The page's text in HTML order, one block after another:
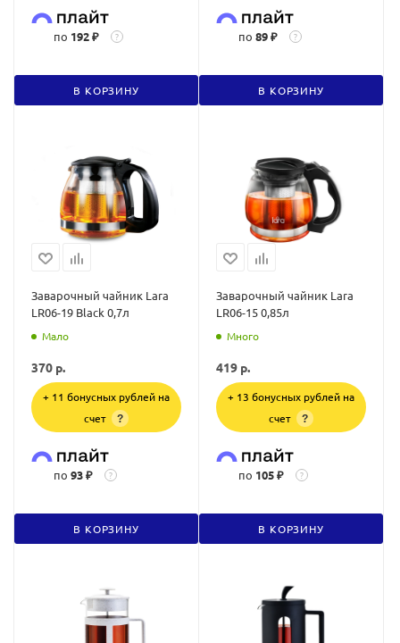
по 192 ₽ ?
В КОРЗИНУ
по 89 ₽ ?
В КОРЗИНУ
Заварочный чайник Lara
LR06-19 Black 0,7л
Мало
370 р.
+ 11 бонусных рублей на
счет
?
по 93 ₽ ?
В КОРЗИНУ
Заварочный чайник Lara
LR06-15 0,85л
Много
419 р.
+ 13 бонусных рублей на
счет
?
по 105 ₽ ?
В КОРЗИНУ